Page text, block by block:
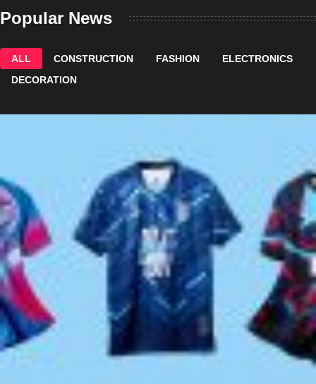
Popular News
ALL CONSTRUCTION FASHION
ELECTRONICS
DECORATION